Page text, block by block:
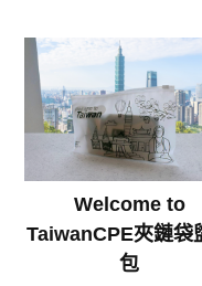
Welcome to
TaiwanCPE夾鏈袋
包